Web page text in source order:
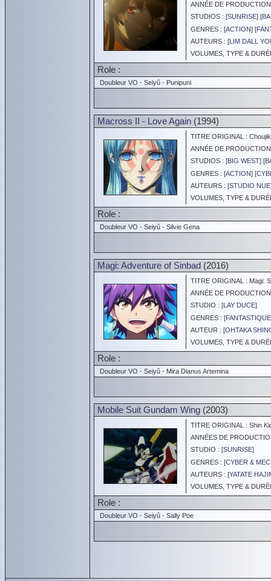
ANNÉE DE
STUDIOS : [SUNRISE] [
GENRES : [ACTION] [
AUTEURS : [LIM DALL
VOLUMES, TYPE &
Role :
Doubleur VO - Seiyû - Punipuni
Macross II - Love Again (1994)
TITRE ORIGINAL :
ANNÉE DE
STUDIOS : [BIG WEST] [
GENRES : [ACTION] [
AUTEURS : [STUDIO NUE
VOLUMES, TYPE &
Role :
Doubleur VO - Seiyû - Silvie Gena
Magi: Adventure of Sinbad (2016)
TITRE ORIGINAL : Magi:
ANNÉE DE
STUDIO : [LAY DUCE]
GENRES : [
AUTEUR : [OHTAKA
VOLUMES, TYPE &
Role :
Doubleur VO - Seiyû - Mira Dianus Artemina
Mobile Suit Gundam Wing (2003)
TITRE ORIGINAL : Shin
ANNÉES DE
STUDIO : [SUNRISE]
GENRES : [CYBER &
AUTEURS : [YATATE
VOLUMES, TYPE &
Role :
Doubleur VO - Seiyû - Sally Poe